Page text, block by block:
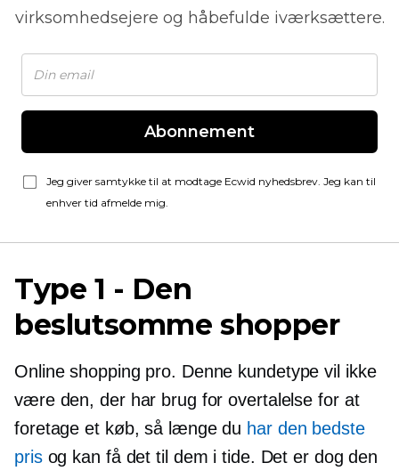
virksomhedsejere og håbefulde iværksættere.
Abonnement
Jeg giver samtykke til at modtage Ecwid nyhedsbrev. Jeg kan til
enhver tid afmelde mig.
Type 1 - Den
beslutsomme shopper
Online shopping pro. Denne kundetype vil ikke
være den, der har brug for overtalelse for at
foretage et køb, så længe du har den bedste
prisog kan få det til dem i tide. Det er dog den